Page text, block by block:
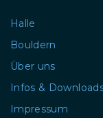
Halle
Bouldern
Über uns
Infos &
Impressum